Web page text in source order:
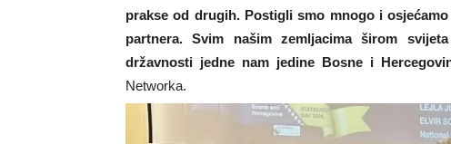
prakse od drugih. Postigli smo mnogo i
partnera. Svim našim zemljacima širom
državnosti jedne nam jedine Bosne i
Networka.